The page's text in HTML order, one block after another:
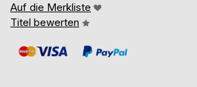
Auf die Merkliste
Titel bewerten